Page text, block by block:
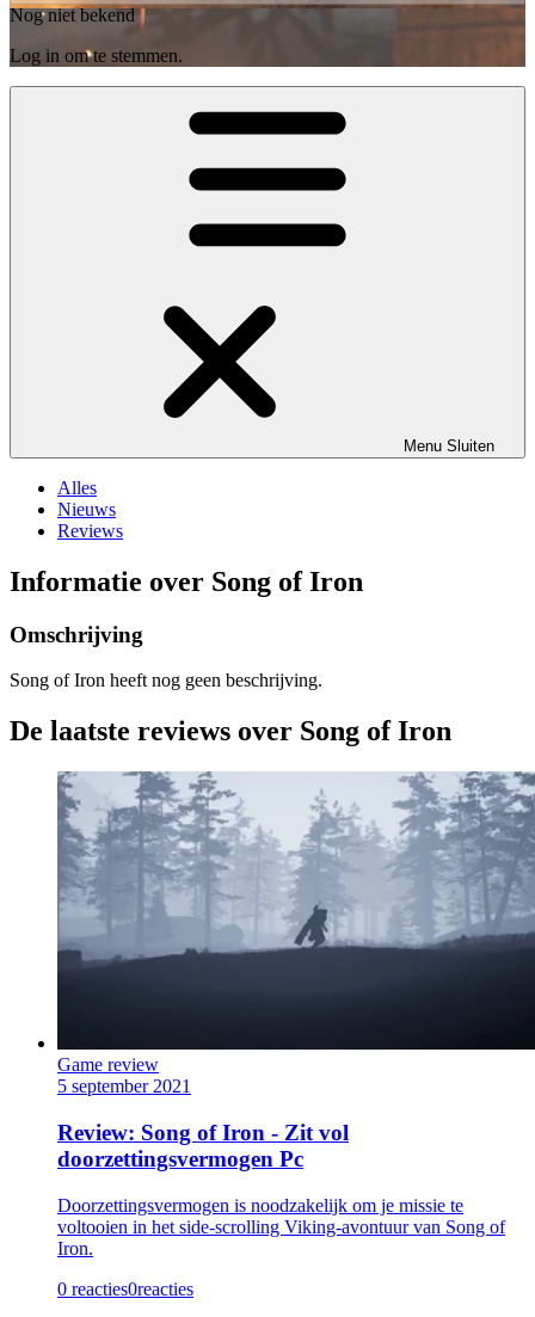
Nog niet bekend
Log in om te stemmen.
Menu Sluiten
Alles
Nieuws
Reviews
Informatie over Song of Iron
Omschrijving
Song of Iron heeft nog geen beschrijving.
De laatste reviews over Song of Iron
Game review
5 september 2021
Review: Song of Iron - Zit vol
doorzettingsvermogen Pc
Doorzettingsvermogen is noodzakelijk om je missie te
voltooien in het side-scrolling Viking-avontuur van Song of
Iron.
0 reacties0reacties